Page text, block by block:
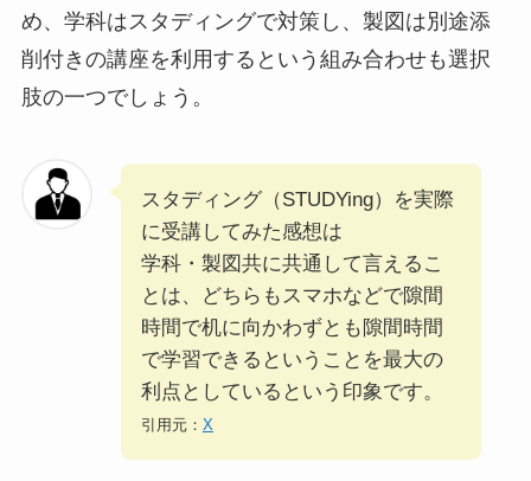
め、学科はスタディングで対策し、製図は別途添
削付きの講座を利用するという組み合わせも選択
肢の一つでしょう。
スタディング（STUDYing）を実際
に受講してみた感想は
学科・製図共に共通して言えるこ
とは、どちらもスマホなどで隙間
時間で机に向かわずとも隙間時間
で学習できるということを最大の
利点としているという印象です。
引用元： X